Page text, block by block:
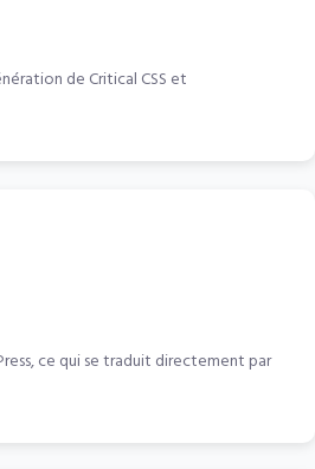
de Critical CSS et
ce qui se traduit directement par